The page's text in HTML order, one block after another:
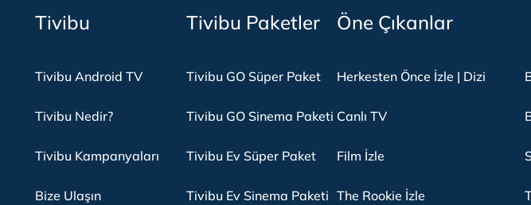
Tivibu
Tivibu Android TV
Tivibu Nedir?
Tivibu Kampanyaları
Bize Ulaşın
Tivibu Paketler
Tivibu GO Süper Paket
Tivibu GO Sinema Paketi
Tivibu Ev Süper Paket
Tivibu Ev Sinema Paketi
Öne Çıkanlar
Herkesten Önce İzle | Dizi
Canlı TV
Film İzle
The Rookie İzle